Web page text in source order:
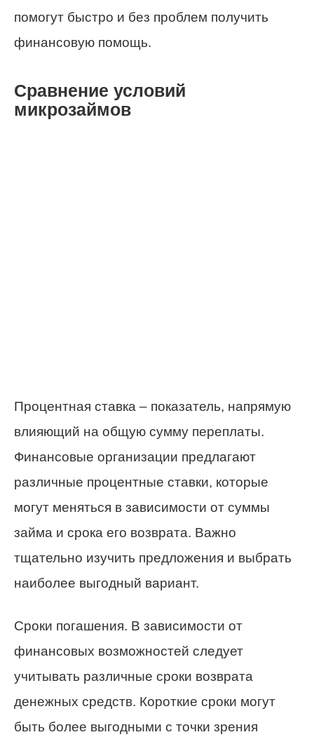
помогут быстро и без проблем получить
финансовую помощь.
Сравнение условий
микрозаймов
Процентная ставка – показатель, напрямую
влияющий на общую сумму переплаты.
Финансовые организации предлагают
различные процентные ставки, которые
могут меняться в зависимости от суммы
займа и срока его возврата. Важно
тщательно изучить предложения и выбрать
наиболее выгодный вариант.
Сроки погашения. В зависимости от
финансовых возможностей следует
учитывать различные сроки возврата
денежных средств. Короткие сроки могут
быть более выгодными с точки зрения